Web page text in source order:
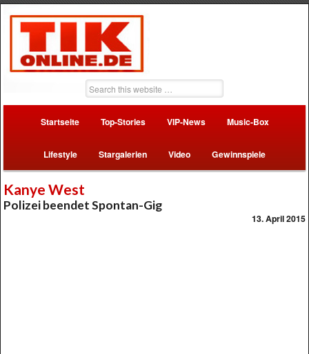
Startseite Top-Stories VIP-News Music-Box
Lifestyle Stargalerien Video Gewinnspiele
Kanye West
Polizei beendet Spontan-Gig
13. April 2015